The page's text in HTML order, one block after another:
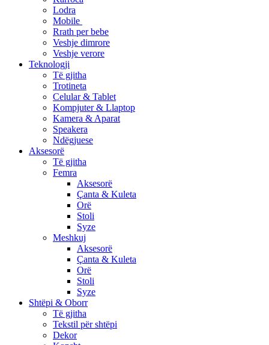
Lodra
Mobile
Rrath per bebe
Veshje dimrore
Veshje verore
Teknologji
Të gjitha
Trotineta
Celular & Tablet
Kompjuter & Llaptop
Kamera & Aparat
Speakera
Ndëgjuese
Aksesorë
Të gjitha
Femra
Aksesorë
Çanta & Kuleta
Orë
Stoli
Syze
Meshkuj
Aksesorë
Çanta & Kuleta
Orë
Stoli
Syze
Shtëpi & Oborr
Të gjitha
Tekstil për shtëpi
Dekor